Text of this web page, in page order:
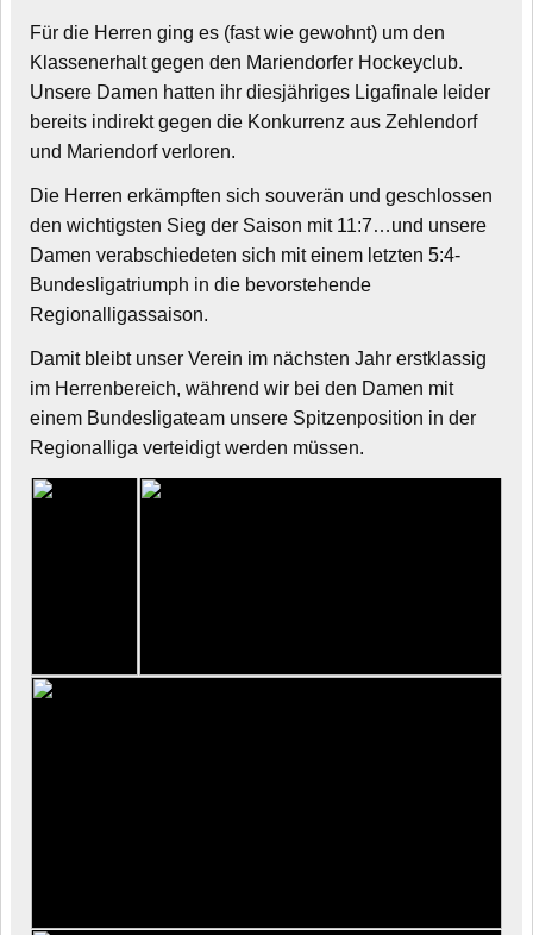
Für die Herren ging es (fast wie gewohnt) um den
Klassenerhalt gegen den Mariendorfer Hockeyclub.
Unsere Damen hatten ihr diesjähriges Ligafinale leider
bereits indirekt gegen die Konkurrenz aus Zehlendorf
und Mariendorf verloren.
Die Herren erkämpften sich souverän und geschlossen
den wichtigsten Sieg der Saison mit 11:7…und unsere
Damen verabschiedeten sich mit einem letzten 5:4-
Bundesligatriumph in die bevorstehende
Regionalligassaison.
Damit bleibt unser Verein im nächsten Jahr erstklassig
im Herrenbereich, während wir bei den Damen mit
einem Bundesligateam unsere Spitzenposition in der
Regionalliga verteidigt werden müssen.